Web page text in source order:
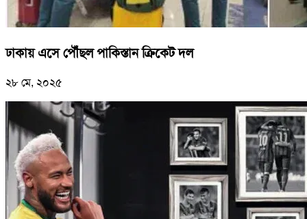
ঢাকায় এসে পৌঁছল পাকিস্তান ক্রিকেট দল
২৮ মে, ২০২৫